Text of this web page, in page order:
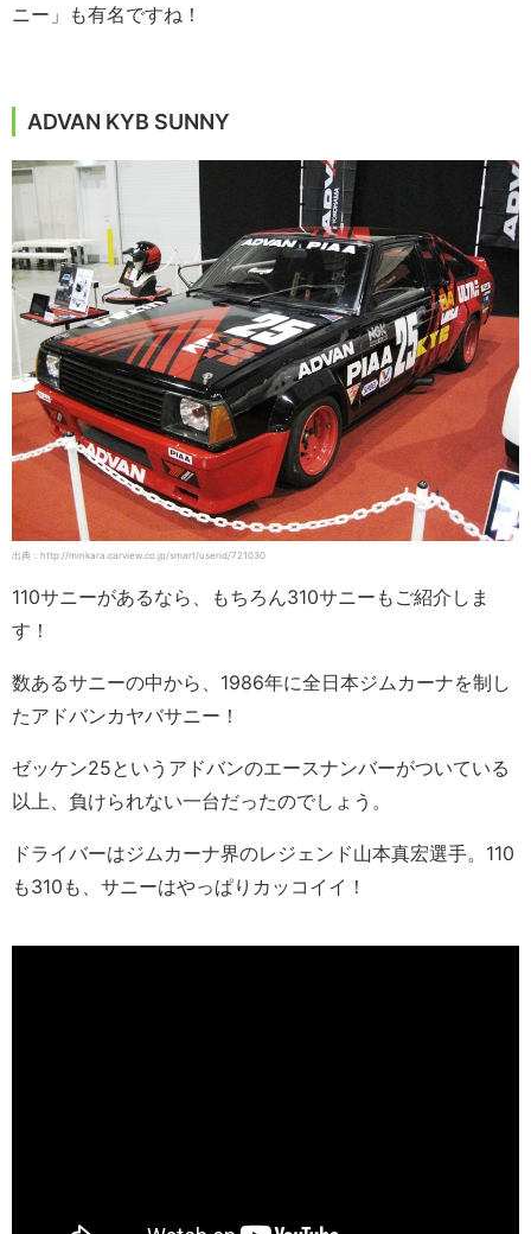
ニー」も有名ですね！
ADVAN KYB SUNNY
出典：http://minkara.carview.co.jp/smart/userid/721030
110サニーがあるなら、もちろん310サニーもご紹介しま
す！
数あるサニーの中から、1986年に全日本ジムカーナを制し
たアドバンカヤバサニー！
ゼッケン25というアドバンのエースナンバーがついている
以上、負けられない一台だったのでしょう。
ドライバーはジムカーナ界のレジェンド山本真宏選手。110
も310も、サニーはやっぱりカッコイイ！